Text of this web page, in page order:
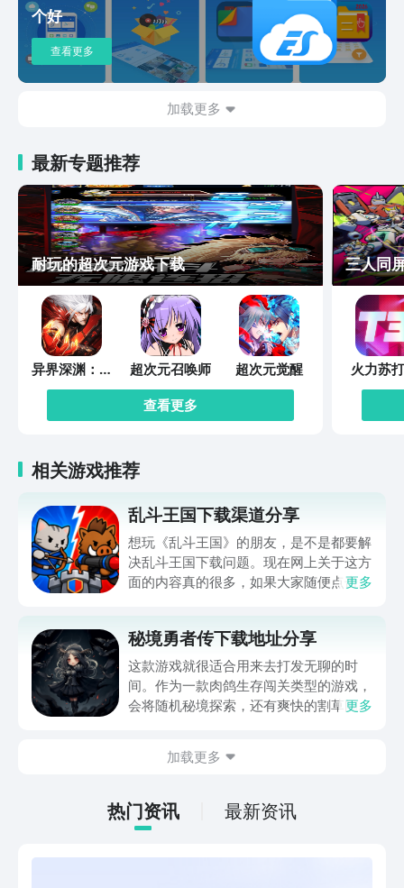
个好
查看更多
加载更多
最新专题推荐
耐玩的超次元游戏下载
异界深渊：觉
醒
超次元召唤师
超次元觉醒
查看更多
三人同
火力苏
相关游戏推荐
乱斗王国下载渠道分享
想玩《乱斗王国》的朋友，是不是都要解
决乱斗王国下载问题。现在网上关于这方
面的内容真的很多，如果大家随便点击陌
app进行下载会更加方便，九游是手游福
利最多的游戏平台，在这里不仅能够看到
游戏资源，还能及时查看后续的消息、活
动内容等相关信息。
更多
秘境勇者传下载地址分享
这款游戏就很适合用来去打发无聊的时
间。作为一款肉鸽生存闯关类型的游戏，
会将随机秘境探索，还有爽快的割草闯关
接就可以下载。游戏的上手门槛还是比较
打发无聊的时间，可玩性真的比较高。
更多
加载更多
热门资讯 最新资讯